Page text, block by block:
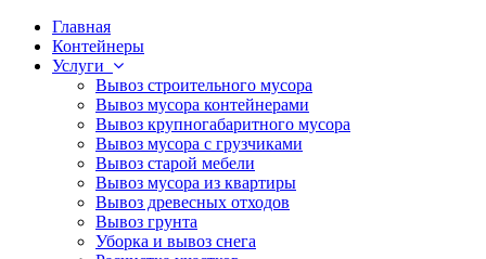
Главная
Контейнеры
Услуги
Вывоз строительного мусора
Вывоз мусора контейнерами
Вывоз крупногабаритного мусора
Вывоз мусора с грузчиками
Вывоз старой мебели
Вывоз мусора из квартиры
Вывоз древесных отходов
Вывоз грунта
Уборка и вывоз снега